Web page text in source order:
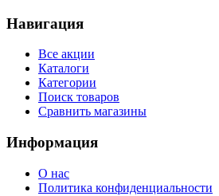
Навигация
Все акции
Каталоги
Категории
Поиск товаров
Сравнить магазины
Информация
О нас
Политика конфиденциальности